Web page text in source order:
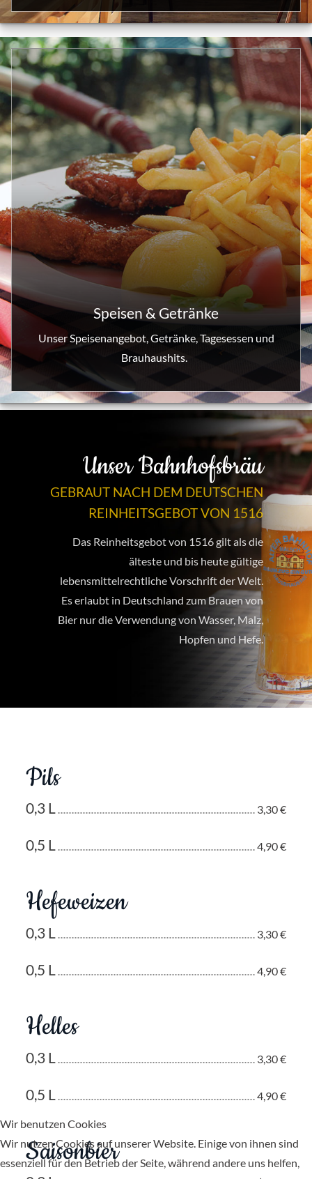
Speisen & Getränke
Unser Speisenangebot, Getränke, Tagesessen und
Brauhaushits.
Unser Bahnhofsbräu
GEBRAUT NACH DEM DEUTSCHEN
REINHEITSGEBOT VON 1516
Das Reinheitsgebot von 1516 gilt als die
älteste und bis heute gültige
lebensmittelrechtliche Vorschrift der Welt.
Es erlaubt in Deutschland zum Brauen von
Bier nur die Verwendung von Wasser, Malz,
Hopfen und Hefe.
Pils
0,3 L 3,30 €
0,5 L 4,90 €
Hefeweizen
0,3 L 3,30 €
0,5 L 4,90 €
Helles
0,3 L 3,30 €
0,5 L 4,90 €
Saisonbier
Wir benutzen Cookies
Wir nutzen Cookies auf unserer Website. Einige von ihnen sind
essenziell für den Betrieb der Seite, während andere uns helfen,